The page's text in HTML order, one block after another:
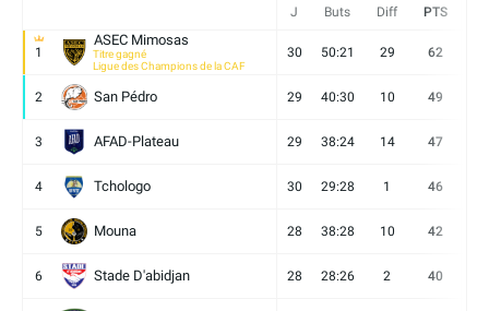
J Buts Diff PTS
1
ASEC Mimosas
Titre gagné
Ligue des Champions de la CAF
30 50:21 29 62
2 San Pédro 29 40:30 10 49
3 AFAD-Plateau 29 38:24 14 47
4 Tchologo 30 29:28 1 46
5 Mouna 28 38:28 10 42
6 Stade D'abidjan 28 28:26 2 40